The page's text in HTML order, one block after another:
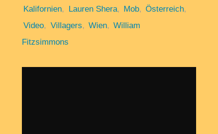
Kalifornien, Lauren Shera, Mob, Österreich,
Video, Villagers, Wien, William
Fitzsimmons